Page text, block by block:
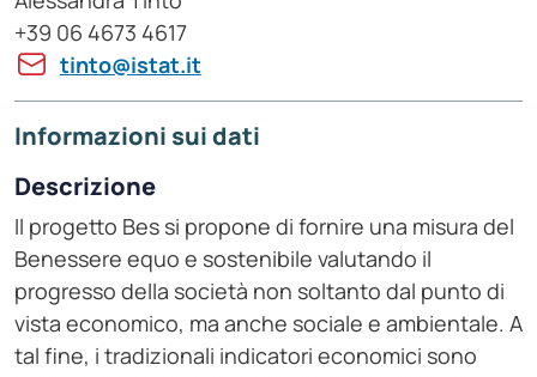
+39 06 4673 4617
tinto@istat.it
Informazioni sui dati
Descrizione
Il progetto Bes si propone di fornire una misura del
Benessere equo e sostenibile valutando il
progresso della società non soltanto dal punto di
vista economico, ma anche sociale e ambientale. A
tal fine, i tradizionali indicatori economici sono